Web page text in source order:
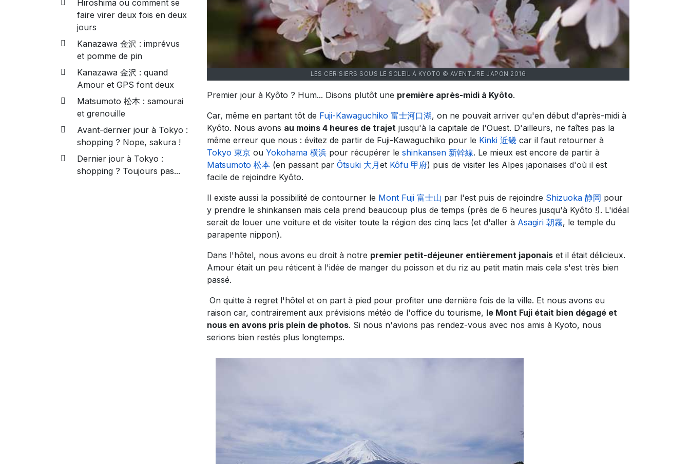
LES CERISIERS SOUS LE SOLEIL À KYOTO © AVENTURE JAPON 2016
Premier jour à Kyôto ? Hum... Disons plutôt une première après-midi à Kyôto.
Car, même en partant tôt de Fuji-Kawaguchiko 富士河口湖, on ne pouvait arriver qu'en début d'après-midi à
Kyôto. Nous avons au moins 4 heures de trajet jusqu'à la capitale de l'Ouest. D'ailleurs, ne faîtes pas la
même erreur que nous : évitez de partir de Fuji-Kawaguchiko pour le Kinki 近畿 car il faut retourner à
Tokyo 東京 ou Yokohama 横浜 pour récupérer le shinkansen 新幹線. Le mieux est encore de partir à
Matsumoto 松本 (en passant par Ôtsuki 大月et Kôfu 甲府) puis de visiter les Alpes japonaises d'où il est
facile de rejoindre Kyôto.
Il existe aussi la possibilité de contourner le Mont Fuji 富士山 par l'est puis de rejoindre Shizuoka 静岡 pour
y prendre le shinkansen mais cela prend beaucoup plus de temps (près de 6 heures jusqu'à Kyôto !). L'idéal
serait de louer une voiture et de visiter toute la région des cinq lacs (et d'aller à Asagiri 朝霧, le temple du
parapente nippon).
Dans l'hôtel, nous avons eu droit à notre premier petit-déjeuner entièrement japonais et il était délicieux.
Amour était un peu réticent à l'idée de manger du poisson et du riz au petit matin mais cela s'est très bien
passé.
On quitte à regret l'hôtel et on part à pied pour profiter une dernière fois de la ville. Et nous avons eu
raison car, contrairement aux prévisions météo de l'office du tourisme, le Mont Fuji était bien dégagé et
nous en avons pris plein de photos. Si nous n'avions pas rendez-vous avec nos amis à Kyoto, nous
serions bien restés plus longtemps.
Hiroshima ou comment se
faire virer deux fois en deux
jours
Kanazawa 金沢 : imprévus
et pomme de pin
Kanazawa 金沢 : quand
Amour et GPS font deux
Matsumoto 松本 : samourai
et grenouille
Avant-dernier jour à Tokyo :
shopping ? Nope, sakura !
Dernier jour à Tokyo :
shopping ? Toujours pas...